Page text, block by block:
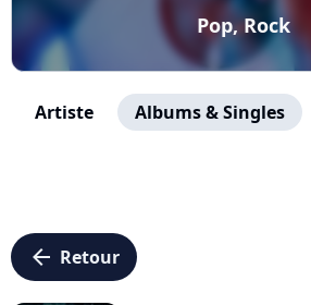
Pop, Rock
Artiste Albums & Singles
arrow_left Retour